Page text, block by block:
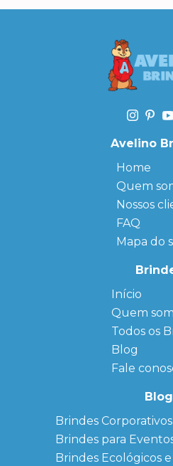
Avelino
Home
Quem
Nossos
FAQ
Mapa do
Início
Quem
← Back
FAQ
Todos os
← Back
Copos
Blog
Fale
Blog
Brindes Corporativos
Brindes para
Brindes Ecológicos